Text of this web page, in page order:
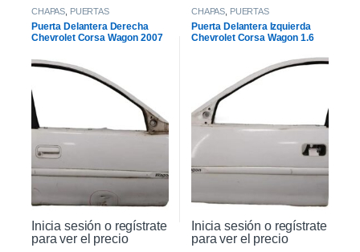
CHAPAS PUERTAS
Puerta Delantera Derecha
Chevrolet Corsa Wagon 2007
Inicia sesión o regístrate
para ver el precio
CHAPAS PUERTAS
Puerta Delantera Izquierda
Chevrolet Corsa Wagon 1.6
Inicia sesión o regístrate
para ver el precio